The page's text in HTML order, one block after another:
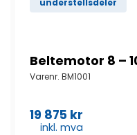
understellsdeler
Beltemotor 8 –
Varenr. BM1001
19 875 kr
inkl. mva